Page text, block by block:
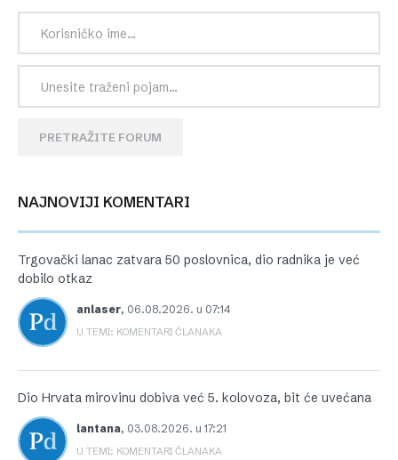
PRETRAŽITE FORUM
NAJNOVIJI KOMENTARI
Trgovački lanac zatvara 50 poslovnica, dio radnika je već
dobilo otkaz
anlaser, 06.08.2026. u 07:14
U TEMI: KOMENTARI ČLANAKA
Dio Hrvata mirovinu dobiva već 5. kolovoza, bit će uvećana
lantana, 03.08.2026. u 17:21
U TEMI: KOMENTARI ČLANAKA